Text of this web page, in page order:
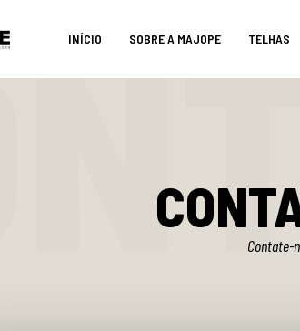
INÍCIO SOBRE A MAJOPE TELHAS
Contate-